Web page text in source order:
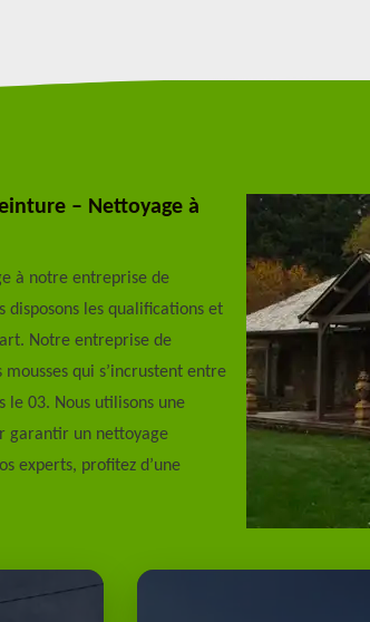
– Nettoyage à
à notre entreprise de
disposons les qualifications et
Notre entreprise de
qui s’incrustent entre
le 03. Nous utilisons une
garantir un nettoyage
experts, profitez d’une